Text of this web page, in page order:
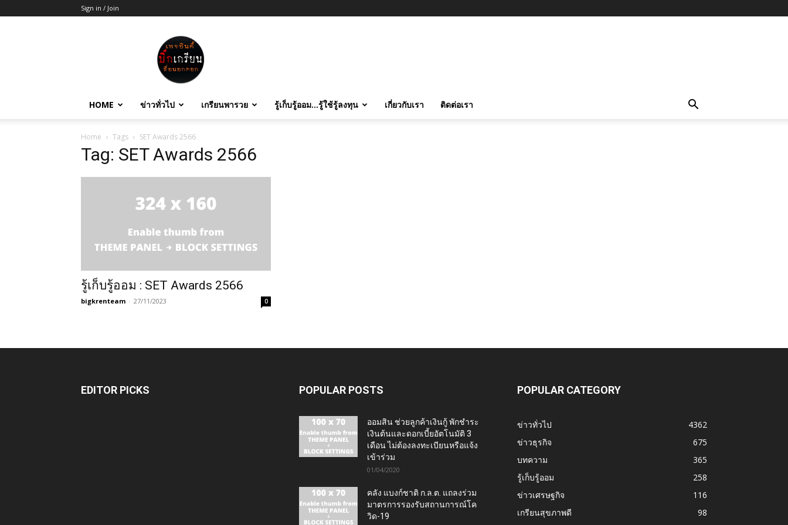
Sign in / Join
บิ๊ก
เกรียน
HOME ข่าวทั่วไป เกรียนพารวย รู้เก็บรู้ออม…รู้ใช้รู้ลงทุน เกี่ยวกับเรา ติดต่อเรา
Home Tags SET Awards 2566
Tag: SET Awards 2566
รู้เก็บรู้ออม : SET Awards 2566
bigkrenteam - 27/11/2023 0
EDITOR PICKS POPULAR POSTS
ออมสิน ช่วยลูกค้าเงินกู้ พักชำระ
เงินต้นและดอกเบี้ยอัตโนมัติ 3
เดือน ไม่ต้องลงทะเบียนหรือแจ้ง
เข้าร่วม
01/04/2020
คลัง แบงก์ชาติ ก.ล.ต. แถลงร่วม
มาตรการรองรับสถานการณ์โค
วิด-19
POPULAR CATEGORY
ข่าวทั่วไป
4362
ข่าวธุรกิจ
675
บทความ
365
รู้เก็บรู้ออม
258
ข่าวเศรษฐกิจ
116
เกรียนสุขภาพดี
98